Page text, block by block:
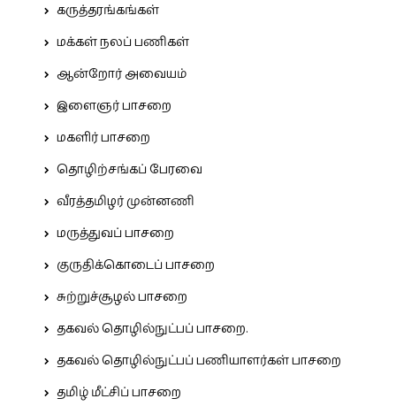
கருத்தரங்கங்கள்
மக்கள் நலப் பணிகள்
ஆன்றோர் அவையம்
இளைஞர் பாசறை
மகளிர் பாசறை
தொழிற்சங்கப் பேரவை
வீரத்தமிழர் முன்னணி
மருத்துவப் பாசறை
குருதிக்கொடைப் பாசறை
சுற்றுச்சூழல் பாசறை
தகவல் தொழில்நுட்பப் பாசறை.
தகவல் தொழில்நுட்பப் பணியாளர்கள் பாசறை
தமிழ் மீட்சிப் பாசறை